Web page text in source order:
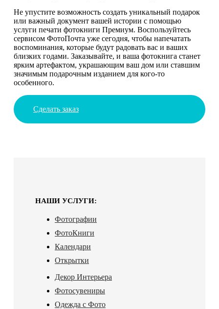
Не упустите возможность создать уникальный подарок
или важный документ вашей истории с помощью
услуги печати фотокниги Премиум. Воспользуйтесь
сервисом ФотоПочта уже сегодня, чтобы напечатать
воспоминания, которые будут радовать вас и ваших
близких годами. Заказывайте, и ваша фотокнига станет
ярким артефактом, украшающим ваш дом или ставшим
значимым подарочным изданием для кого-то
особенного.
Сделать заказ
НАШИ УСЛУГИ:
Фотографии
ФотоКниги
Календари
Открытки
Декор Интерьера
Фотосувениры
Одежда с Фото